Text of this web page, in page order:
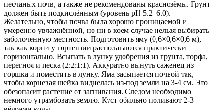
песчаных почв, а также не рекомендованы краснозёмы. Грунт
должен быть подкислённым (уровень pH 5,2–6.0).
Желательно, чтобы почва была хорошо проницаемой и
умеренно увлажнённой, но ни в коем случае нельзя выбирать
заболоченную местность. Подготовить яму (0,6×0,6×0,6 м),
так как корни у гортензии располагаются практически
горизонтально. Всыпать в лунку удобрения из грунта, торфа,
перегноя и песка (2:2:1:1). Аккуратно вынуть саженец из
горшка и поместить в лунку. Яма засыпается почвой так,
чтобы корневая шейка виднелась из-под земли на 3-4 см. Это
обезопасит растение от загнивания. Следом необходимо
немного утрамбовать землю. Куст обильно поливают 2-3